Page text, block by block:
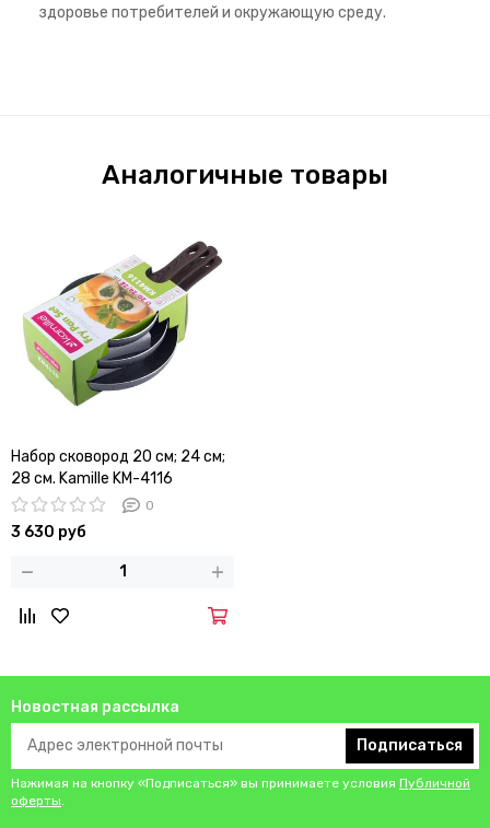
здоровье потребителей и окружающую среду.
Аналогичные товары
Набор сковород 20 см; 24 см;
28 см. Kamille KM-4116
0
3 630 руб
Новостная рассылка
Подписаться
Нажимая на кнопку «Подписаться» вы принимаете условия Публичной
оферты.